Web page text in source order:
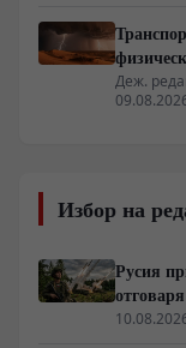
мълчи
Деж.
Избор на
Русия
могъл да